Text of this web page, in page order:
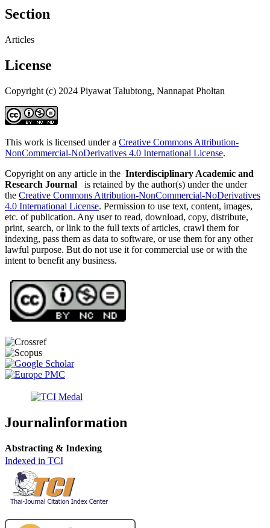
Section
Articles
License
Copyright (c) 2024 Piyawat Talubtong, Nannapat Pholtan
This work is licensed under a Creative Commons Attribution-
NonCommercial-NoDerivatives 4.0 International License.
Copyright on any article in the Interdisciplinary Academic and
Research Journal is retained by the author(s) under the under
the Creative Commons Attribution-NonCommercial-NoDerivatives
4.0 International License. Permission to use text, content, images,
etc. of publication. Any user to read, download, copy, distribute,
print, search, or link to the full texts of articles, crawl them for
indexing, pass them as data to software, or use them for any other
lawful purpose. But do not use it for commercial use or with the
intent to benefit any business.
Journalinformation
Abstracting & Indexing
Indexed in TCI